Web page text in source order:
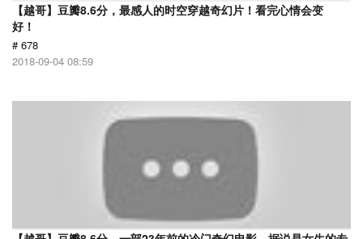
【越哥】豆瓣8.6分，最感人的时空穿越奇幻片！看完心情会变
好！
# 678
2018-09-04 08:59